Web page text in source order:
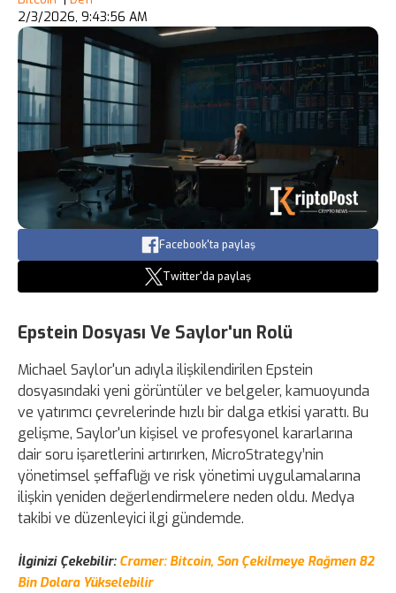
2/3/2026, 9:43:56 AM
Facebook'ta paylaş
Twitter'da paylaş
Epstein Dosyası Ve Saylor'un Rolü
Michael Saylor'un adıyla ilişkilendirilen Epstein
dosyasındaki yeni görüntüler ve belgeler, kamuoyunda
ve yatırımcı çevrelerinde hızlı bir dalga etkisi yarattı. Bu
gelişme, Saylor'un kişisel ve profesyonel kararlarına
dair soru işaretlerini artırırken, MicroStrategy’nin
yönetimsel şeffaflığı ve risk yönetimi uygulamalarına
ilişkin yeniden değerlendirmelere neden oldu. Medya
takibi ve düzenleyici ilgi gündemde.
İlginizi Çekebilir: Cramer: Bitcoin, Son Çekilmeye Rağmen 82
Bin Dolara Yükselebilir